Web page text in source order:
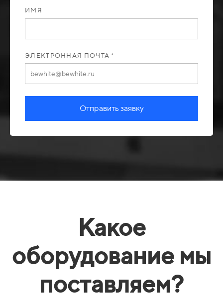
ИМЯ
ЭЛЕКТРОННАЯ ПОЧТА *
Отправить заявку
Какое
оборудование мы
поставляем?